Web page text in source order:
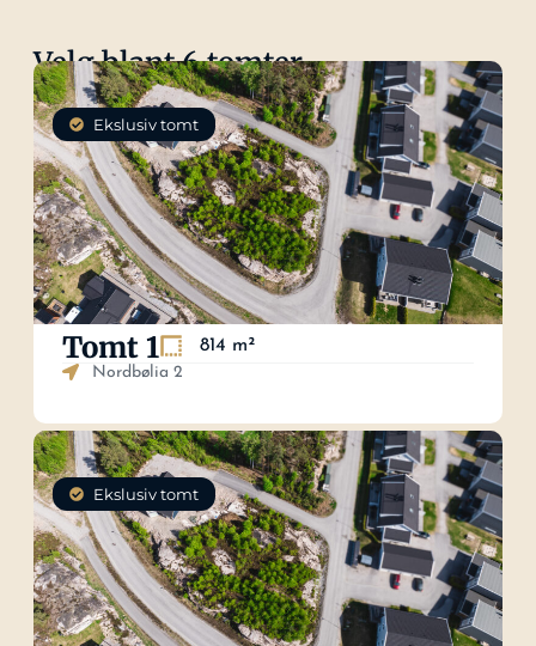
Velg blant 6 tomter
Ekslusiv tomt
Tomt 1 814 m²
Nordbølia 2
Ekslusiv tomt